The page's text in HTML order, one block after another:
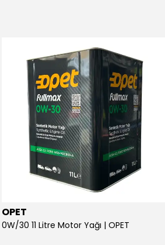
OPET
0W/30 11 Litre Motor Yağı | OPET